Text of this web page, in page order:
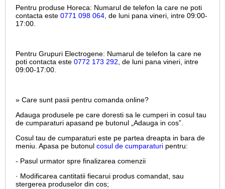
Pentru produse Horeca: Numarul de telefon la care ne poti
contacta este 0771 098 064, de luni pana vineri, intre 09:00-
17:00.
Pentru Grupuri Electrogene: Numarul de telefon la care ne
poti contacta este 0772 173 292, de luni pana vineri, intre
09:00-17:00.
» Care sunt pasii pentru comanda online?
Adauga produsele pe care doresti sa le cumperi in cosul tau
de cumparaturi apasand pe butonul „Adauga in cos”.
Cosul tau de cumparaturi este pe partea dreapta in bara de
meniu. Apasa pe butonul cosul de cumparaturi pentru:
- Pasul urmator spre finalizarea comenzii
· Modificarea cantitatii fiecarui produs comandat, sau
stergerea produselor din cos;